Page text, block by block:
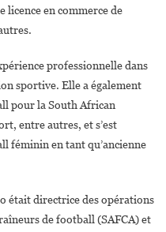
licence en commerce de
professionnelle dans
sportive. Elle a également
pour la South African
entre autres, et s’est
féminin en tant qu’ancienne
était directrice des opérations
de football (SAFCA) et